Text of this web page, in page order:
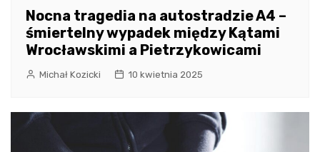
Nocna tragedia na autostradzie A4 –
śmiertelny wypadek między Kątami
Wrocławskimi a Pietrzykowicami
Michał Kozicki 10 kwietnia 2025